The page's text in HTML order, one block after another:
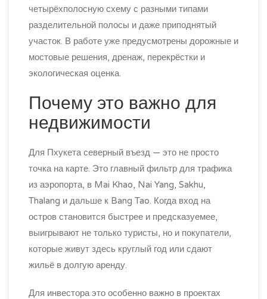
четырёхполосную схему с разными типами
разделительной полосы и даже приподнятый
участок. В работе уже предусмотрены дорожные и
мостовые решения, дренаж, перекрёстки и
экологическая оценка.
Почему это важно для
недвижимости
Для Пхукета северный въезд — это не просто
точка на карте. Это главный фильтр для трафика
из аэропорта, в Mai Khao, Nai Yang, Sakhu,
Thalang и дальше к Bang Tao. Когда вход на
остров становится быстрее и предсказуемее,
выигрывают не только туристы, но и покупатели,
которые живут здесь круглый год или сдают
жильё в долгую аренду.
Для инвестора это особенно важно в проектах